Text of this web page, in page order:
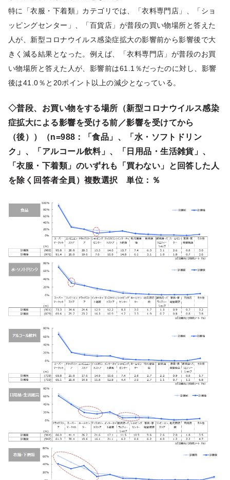
特に「衣服・下着類」カテゴリでは、「衣料専門店」、「ショ
ッピングセンター」、「百貨店」が普段の買い物場所と答えた
人が、新型コロナウイルス感染症拡大の影響前から影響後で大
きく減る結果となった。例えば、「衣料専門店」が普段のお買
い物場所と答えた人が、影響前は61.1％だったのに対し、影響
後は41.0％と20ポイント以上の減少となっている。
◇普段、お買い物をする場所（新型コロナウイルス感染
症拡大による影響を受ける前／影響を受けてから
（後））（n=988：「食品」、「水・ソフトドリン
ク」、「アルコール飲料」、「日用品・生活雑貨」、
「衣服・下着類」のいずれも「買わない」と回答した人
を除く回答者全員）複数選択 単位：％